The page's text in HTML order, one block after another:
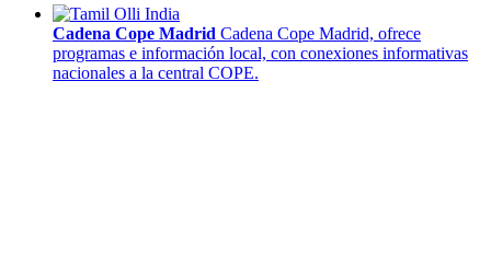
Cadena Cope Madrid Cadena Cope Madrid, ofrece
programas e información local, con conexiones informativas
nacionales a la central COPE.